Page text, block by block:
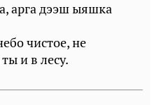
арга дээш ыяшка
чистое, не
и в лесу.